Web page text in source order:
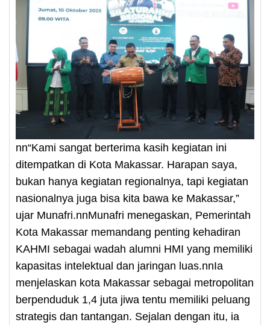
nn“Kami sangat berterima kasih kegiatan ini
ditempatkan di Kota Makassar. Harapan saya,
bukan hanya kegiatan regionalnya, tapi kegiatan
nasionalnya juga bisa kita bawa ke Makassar,”
ujar Munafri.nnMunafri menegaskan, Pemerintah
Kota Makassar memandang penting kehadiran
KAHMI sebagai wadah alumni HMI yang memiliki
kapasitas intelektual dan jaringan luas.nnIa
menjelaskan kota Makassar sebagai metropolitan
berpenduduk 1,4 juta jiwa tentu memiliki peluang
strategis dan tantangan. Sejalan dengan itu, ia